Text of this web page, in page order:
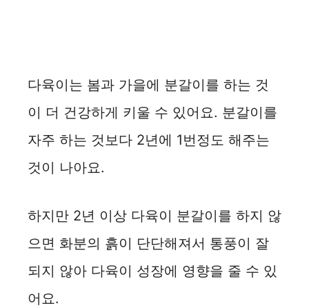
다육이는 봄과 가을에 분갈이를 하는 것
이 더 건강하게 키울 수 있어요. 분갈이를
자주 하는 것보다 2년에 1번정도 해주는
것이 나아요.
하지만 2년 이상 다육이 분갈이를 하지 않
으면 화분의 흙이 단단해져서 통풍이 잘
되지 않아 다육이 성장에 영향을 줄 수 있
어요.